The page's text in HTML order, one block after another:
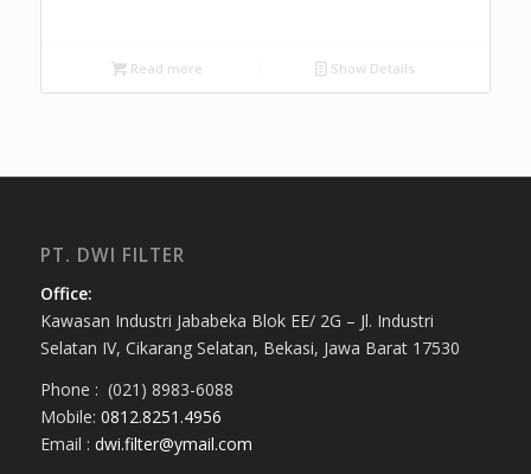
Read more Show Details
PT. DWI FILTER
Office:
Kawasan Industri Jababeka Blok EE/ 2G – Jl. Industri
Selatan IV, Cikarang Selatan, Bekasi, Jawa Barat 17530
Phone : (021) 8983-6088
Mobile: 0812.8251.4956
Email : dwi.filter@ymail.com